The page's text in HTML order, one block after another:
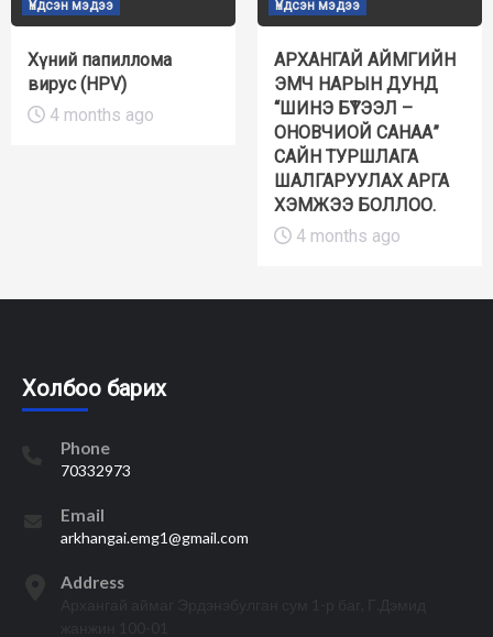
Үндсэн мэдээ
Хүний папиллома
вирус (HPV)
4 months ago
Үндсэн мэдээ
АРХАНГАЙ АЙМГИЙН
ЭМЧ НАРЫН ДУНД
“ШИНЭ БҮТЭЭЛ –
ОНОВЧИОЙ САНАА”
САЙН ТУРШЛАГА
ШАЛГАРУУЛАХ АРГА
ХЭМЖЭЭ БОЛЛОО.
4 months ago
Холбоо барих
Phone
70332973
Email
arkhangai.emg1@gmail.com
Address